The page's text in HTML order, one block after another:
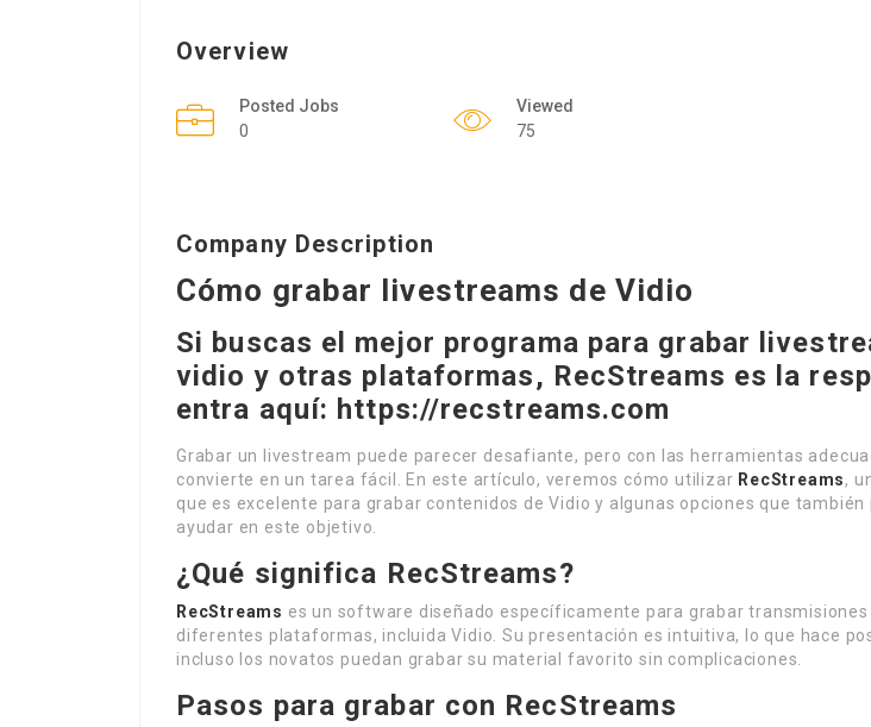
Overview
Posted Jobs
0
Viewed
75
Company Description
Cómo grabar livestreams de Vidio
Si buscas el mejor programa para grabar
vidio y otras plataformas, RecStreams es la
entra aquí: https://recstreams.com
Grabar un livestream puede parecer desafiante, pero con las herramientas
convierte en un tarea fácil. En este artículo, veremos cómo utilizar RecStreams,
que es excelente para grabar contenidos de Vidio y algunas opciones que también
ayudar en este objetivo.
¿Qué significa RecStreams?
RecStreams es un software diseñado específicamente para grabar transmisiones
diferentes plataformas, incluida Vidio. Su presentación es intuitiva, lo que hace
incluso los novatos puedan grabar su material favorito sin complicaciones.
Pasos para grabar con RecStreams